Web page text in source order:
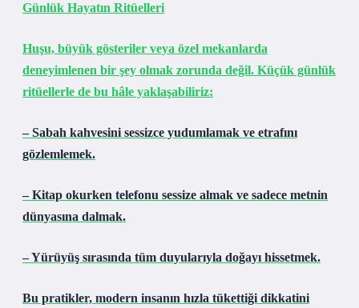
Günlük Hayatın Ritüelleri
Huşu, büyük gösteriler veya özel mekanlarda
deneyimlenen bir şey olmak zorunda değil. Küçük günlük
ritüellerle de bu hâle yaklaşabiliriz:
– Sabah kahvesini sessizce yudumlamak ve etrafını
gözlemlemek.
– Kitap okurken telefonu sessize almak ve sadece metnin
dünyasına dalmak.
– Yürüyüş sırasında tüm duyularıyla doğayı hissetmek.
Bu pratikler, modern insanın hızla tükettiği dikkatini